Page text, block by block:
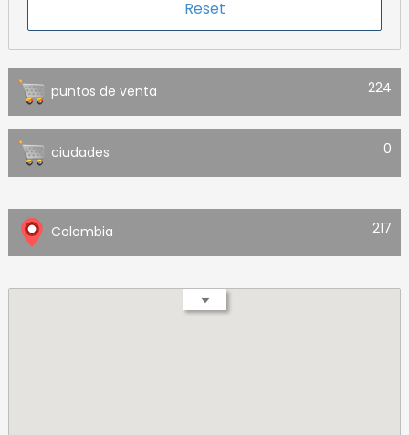
puntos de venta 224
ciudades 0
Colombia 217